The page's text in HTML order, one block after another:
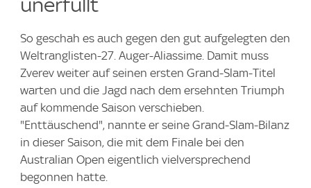
So geschah es auch gegen den gut aufgelegten den
Weltranglisten-27. Auger-Aliassime. Damit muss
Zverev weiter auf seinen ersten Grand-Slam-Titel
warten und die Jagd nach dem ersehnten Triumph
auf kommende Saison verschieben.
"Enttäuschend", nannte er seine Grand-Slam-Bilanz
in dieser Saison, die mit dem Finale bei den
Australian Open eigentlich vielversprechend
begonnen hatte.